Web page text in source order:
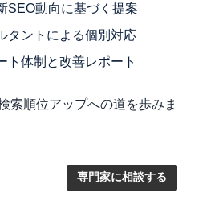
SEO動向に基づく提案
タントによる個別対応
ト体制と改善レポート
索順位アップへの道を歩みま
専門家に相談する